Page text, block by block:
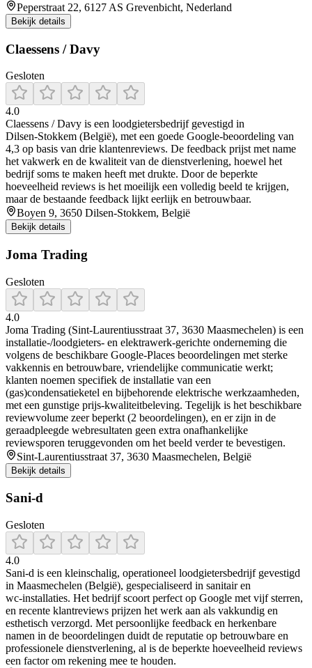
Peperstraat 22, 6127 AS Grevenbicht, Nederland
Bekijk details
Claessens / Davy
Gesloten
4.0
Claessens / Davy is een loodgietersbedrijf gevestigd in
Dilsen‑Stokkem (België), met een goede Google‑beoordeling van
4,3 op basis van drie klantenreviews. De feedback prijst met name
het vakwerk en de kwaliteit van de dienstverlening, hoewel het
bedrijf soms te maken heeft met drukte. Door de beperkte
hoeveelheid reviews is het moeilijk een volledig beeld te krijgen,
maar de bestaande feedback lijkt eerlijk en betrouwbaar.
Boyen 9, 3650 Dilsen-Stokkem, België
Bekijk details
Joma Trading
Gesloten
4.0
Joma Trading (Sint-Laurentiusstraat 37, 3630 Maasmechelen) is een
installatie-/loodgieters- en elektrawerk-gerichte onderneming die
volgens de beschikbare Google-Places beoordelingen met sterke
vakkennis en betrouwbare, vriendelijke communicatie werkt;
klanten noemen specifiek de installatie van een
(gas)condensatieketel en bijbehorende elektrische werkzaamheden,
met een gunstige prijs-kwaliteitbeleving. Tegelijk is het beschikbare
reviewvolume zeer beperkt (2 beoordelingen), en er zijn in de
geraadpleegde webresultaten geen extra onafhankelijke
reviewsporen teruggevonden om het beeld verder te bevestigen.
Sint-Laurentiusstraat 37, 3630 Maasmechelen, België
Bekijk details
Sani-d
Gesloten
4.0
Sani‑d is een kleinschalig, operationeel loodgietersbedrijf gevestigd
in Maasmechelen (België), gespecialiseerd in sanitair en
wc‑installaties. Het bedrijf scoort perfect op Google met vijf sterren,
en recente klantreviews prijzen het werk aan als vakkundig en
esthetisch verzorgd. Met persoonlijke feedback en herkenbare
namen in de beoordelingen duidt de reputatie op betrouwbare en
professionele dienstverlening, al is de beperkte hoeveelheid reviews
een factor om rekening mee te houden.